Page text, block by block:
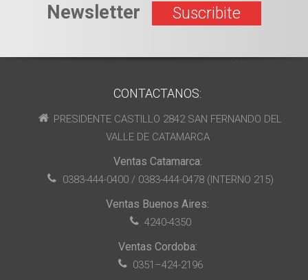
Newsletter
Suscribite
CONTACTANOS:
PRESIDENTE CASTILLO 2842 SAN FERNANDO DEL
VALLE DE CATAMARCA
Ventas Catamarca:
0383-444-0400 / 0383-444-0478 (INTERNO 215)
Ventas Buenos Aires:
4240-4350
Ventas Cordoba:
0351–424-2196